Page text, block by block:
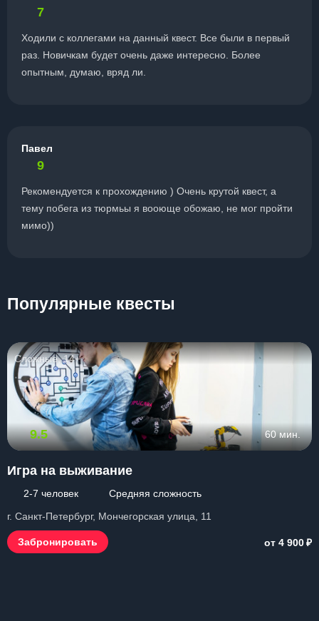
7
Ходили с коллегами на данный квест. Все были в первый
раз. Новичкам будет очень даже интересно. Более
опытным, думаю, вряд ли.
Павел
9
Рекомендуется к прохождению ) Очень крутой квест, а
тему побега из тюрмьы я вооюще обожаю, не мог пройти
мимо))
Популярные квесты
Сложные, 14+
9.5 60 мин.
Игра на выживание
2-7 человек
Средняя сложность
г. Санкт-Петербург, Мончегорская улица, 11
Забронировать от 4 900₽